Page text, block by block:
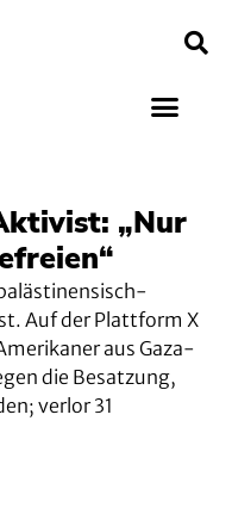
„Nur
Auf der Plattform X
aus Gaza-
die Besatzung,
verlor 31